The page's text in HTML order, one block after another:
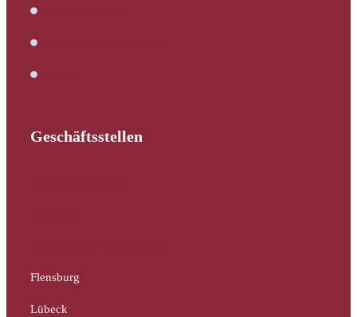
Geschäftsstellen
Flensburg
Lübeck